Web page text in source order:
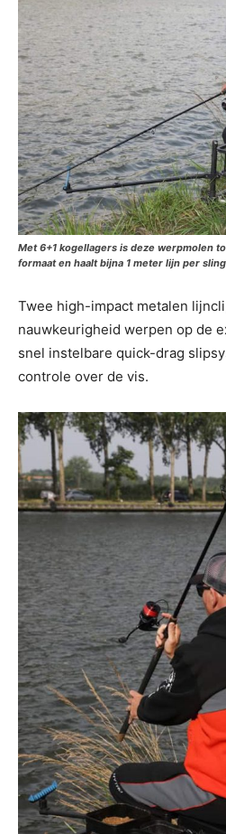
Met 6+1 kogellagers is deze werpmolen
formaat en haalt bijna 1 meter lijn per
Twee high-impact metalen
nauwkeurigheid werpen op de
snel instelbare quick-drag
controle over de vis.